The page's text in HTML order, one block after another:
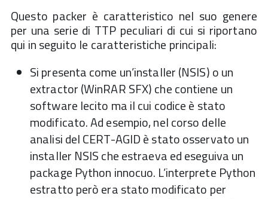
Questo packer è caratteristico nel suo genere
per una serie di TTP peculiari di cui si riportano
qui in seguito le caratteristiche principali:
Si presenta come un’installer (NSIS) o un
extractor (WinRAR SFX) che contiene un
software lecito ma il cui codice è stato
modificato. Ad esempio, nel corso delle
analisi del CERT-AGID è stato osservato un
installer NSIS che estraeva ed eseguiva un
package Python innocuo. L’interprete Python
estratto però era stato modificato per